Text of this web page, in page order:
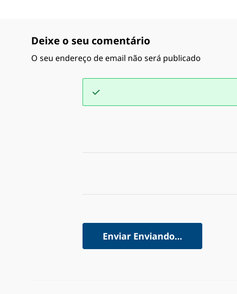
Deixe o seu comentário
O seu endereço de email não será publicado
Enviar Enviando...